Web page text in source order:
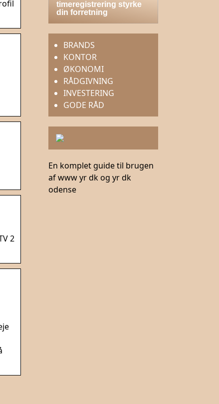
2
timeregistrering styrke
din forretning
BRANDS
KONTOR
ØKONOMI
RÅDGIVNING
INVESTERING
GODE RÅD
En komplet guide til brugen
af www yr dk og yr dk
odense